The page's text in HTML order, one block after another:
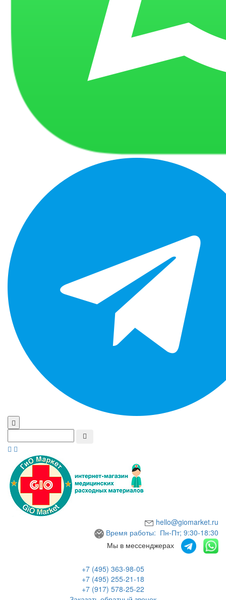
hello@giomarket.ru
Время работы: Пн-Пт; 9:30-18:30
Мы в мессенджерах
+7 (495) 363-98-05
+7 (495) 255-21-18
+7 (917) 578-25-22